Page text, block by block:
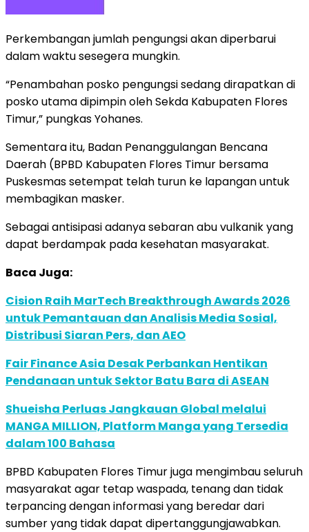
Perkembangan jumlah pengungsi akan diperbarui
dalam waktu sesegera mungkin.
“Penambahan posko pengungsi sedang dirapatkan di
posko utama dipimpin oleh Sekda Kabupaten Flores
Timur,” pungkas Yohanes.
Sementara itu, Badan Penanggulangan Bencana
Daerah (BPBD Kabupaten Flores Timur bersama
Puskesmas setempat telah turun ke lapangan untuk
membagikan masker.
Sebagai antisipasi adanya sebaran abu vulkanik yang
dapat berdampak pada kesehatan masyarakat.
Baca Juga:
Cision Raih MarTech Breakthrough Awards 2026
untuk Pemantauan dan Analisis Media Sosial,
Distribusi Siaran Pers, dan AEO
Fair Finance Asia Desak Perbankan Hentikan
Pendanaan untuk Sektor Batu Bara di ASEAN
Shueisha Perluas Jangkauan Global melalui
MANGA MILLION, Platform Manga yang Tersedia
dalam 100 Bahasa
BPBD Kabupaten Flores Timur juga mengimbau seluruh
masyarakat agar tetap waspada, tenang dan tidak
terpancing dengan informasi yang beredar dari
sumber yang tidak dapat dipertanggungjawabkan.